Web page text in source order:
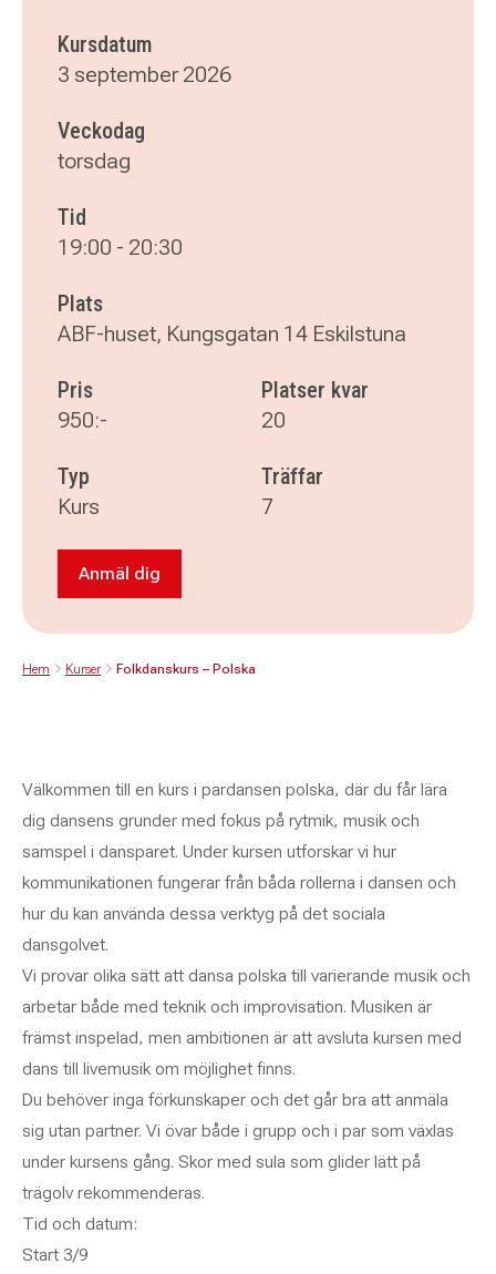
Kursdatum
3 september 2026
Veckodag
torsdag
Tid
19:00 - 20:30
Plats
ABF-huset, Kungsgatan 14 Eskilstuna
Pris
950:-
Platser kvar
20
Typ
Kurs
Träffar
7
Anmäl dig till Folkdanskurs – Polska
Anmäl dig
Hem Kurser Folkdanskurs – Polska
Välkommen till en kurs i pardansen polska, där du får lära
dig dansens grunder med fokus på rytmik, musik och
samspel i dansparet. Under kursen utforskar vi hur
kommunikationen fungerar från båda rollerna i dansen och
hur du kan använda dessa verktyg på det sociala
dansgolvet.
Vi provar olika sätt att dansa polska till varierande musik och
arbetar både med teknik och improvisation. Musiken är
främst inspelad, men ambitionen är att avsluta kursen med
dans till livemusik om möjlighet finns.
Du behöver inga förkunskaper och det går bra att anmäla
sig utan partner. Vi övar både i grupp och i par som växlas
under kursens gång. Skor med sula som glider lätt på
trägolv rekommenderas.
Tid och datum:
Start 3/9